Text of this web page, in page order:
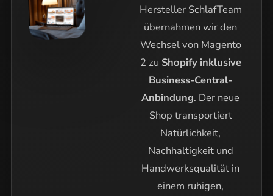
Hersteller SchlafTeam
übernahmen wir den
Wechsel von Magento
2 zu Shopify inklusive
Business-Central-
Anbindung. Der neue
Shop transportiert
Natürlichkeit,
Nachhaltigkeit und
Handwerksqualität in
einem ruhigen,